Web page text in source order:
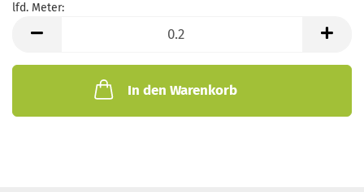
lfd. Meter:
Meter
In den Warenkorb